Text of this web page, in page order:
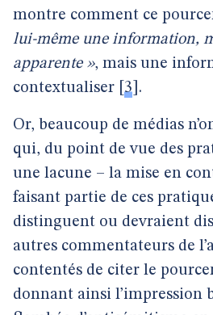
montre comment ce
lui-même une information,
apparente », mais une
contextualiser 3 .
Or, beaucoup de médias
qui, du point de vue des
une lacune – la mise en
faisant partie de ces
distinguent ou devraient
autres commentateurs de
contentés de citer le
donnant ainsi l’impression